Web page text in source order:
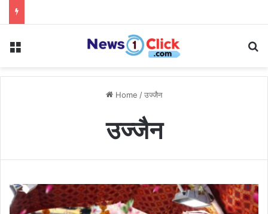
Menu
Home /उज्जैन
उज्जैन